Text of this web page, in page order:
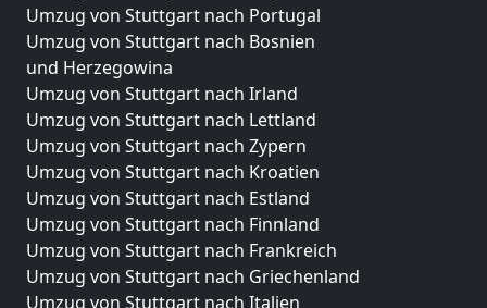
Umzug von Stuttgart nach Portugal
Umzug von Stuttgart nach Bosnien
und Herzegowina
Umzug von Stuttgart nach Irland
Umzug von Stuttgart nach Lettland
Umzug von Stuttgart nach Zypern
Umzug von Stuttgart nach Kroatien
Umzug von Stuttgart nach Estland
Umzug von Stuttgart nach Finnland
Umzug von Stuttgart nach Frankreich
Umzug von Stuttgart nach Griechenland
Umzug von Stuttgart nach Italien